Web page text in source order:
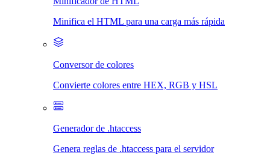
Minifica el HTML para una carga más rápida
Conversor de colores
Convierte colores entre HEX, RGB y HSL
Generador de .htaccess
Genera reglas de .htaccess para el servidor